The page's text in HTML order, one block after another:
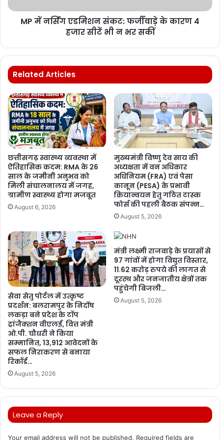
MP में नर्सिंग एडमिशन संकट: फर्जीवाड़े के कारण 4
हजार सीटें भी न भर सकीं
Related Articles
छत्तीसगढ़ स्वास्थ्य व्यवस्था में
ऐतिहासिक कदम: RMA के 26
साल के जमीनी अनुभव को
मिली संचालनालय में जगह,
ग्रामीण स्वास्थ्य होगा मजबूत
August 6, 2026
मुख्यमंत्री विष्णु देव साय की
अध्यक्षता में वन अधिकार
अधिनियम (FRA) एवं पेसा
कानून (PESA) के प्रभावी
क्रियान्वयन हेतु गठित टास्क
फोर्स की पहली बैठक संपन्न…
August 5, 2026
सेवा सेतु पोर्टल में उत्कृष्ट
प्रदर्शन: बलरामपुर के निर्दोष
लकड़ा बने प्रदेश के टॉप
ट्रांजैक्शन वीएलई, वित्त मंत्री
ओ.पी. चौधरी ने किया
सम्मानित, 13,912 आवेदनों के
सफल निराकरण से बनाया
रिकॉर्ड…
August 5, 2026
मंत्री लक्ष्मी राजवाड़े के प्रयासों से
97 गांवों में होगा विद्युत विस्तार,
11.62 करोड़ रुपये की लागत से
दूरस्थ और जनजातीय क्षेत्रों तक
पहुंचेगी बिजली…
August 5, 2026
Leave a Reply
Your email address will not be published. Required fields are